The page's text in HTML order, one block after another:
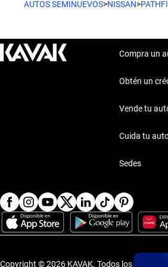
AUTOS SEMINUEVOS>NISSAN>
Compra un
Obtén un
Vende tu
Cuida tu
Sedes
Copyright © 2026 KAVAK. Todos los derechos